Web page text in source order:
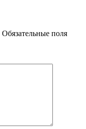
Обязательные поля